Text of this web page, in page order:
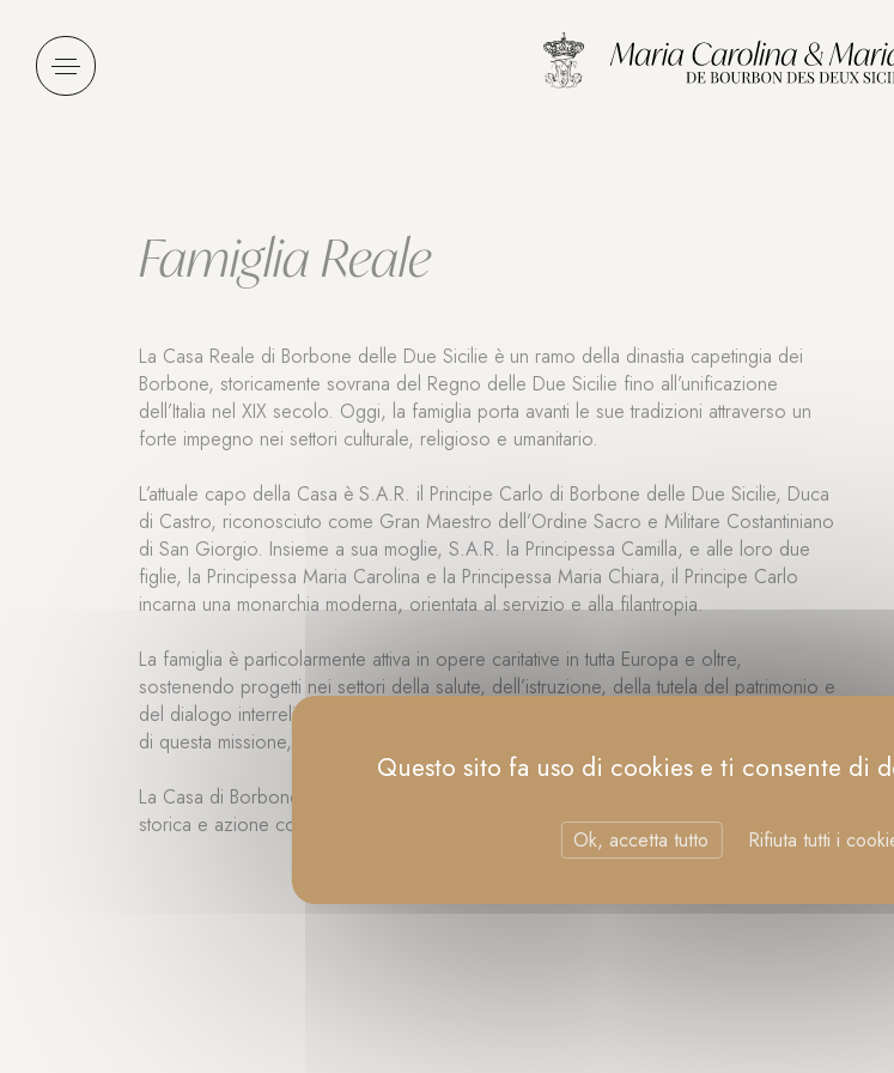
Famiglia Reale
La Casa Reale di Borbone delle Due Sicilie è un ramo della dinastia capetingia dei
Borbone, storicamente sovrana del Regno delle Due Sicilie fino all’unificazione
dell’Italia nel XIX secolo. Oggi, la famiglia porta avanti le sue tradizioni attraverso un
forte impegno nei settori culturale, religioso e umanitario.
L’attuale capo della Casa è S.A.R. il Principe Carlo di Borbone delle Due Sicilie, Duca
di Castro, riconosciuto come Gran Maestro dell’Ordine Sacro e Militare Costantiniano
di San Giorgio. Insieme a sua moglie, S.A.R. la Principessa Camilla, e alle loro due
figlie, la Principessa Maria Carolina e la Principessa Maria Chiara, il Principe Carlo
incarna una monarchia moderna, orientata al servizio e alla filantropia.
La famiglia è particolarmente attiva in opere caritative in tutta Europa e oltre,
sostenendo progetti nei settori della salute, dell’istruzione, della tutela del patrimonio e
del dialogo interreligioso. L’Ordine Costantiniano, da essa guidato, è un attore centrale
di questa missione, collaborando con istituzioni locali e internazionali.
La Casa di Borbone delle Due Sicilie incarna oggi un’eredità vivente, tra tradizione
storica e azione contemporanea al servizio del bene comune.
Questo sito fa uso di cookies e ti consente di
Ok, accetta tutto Rifiuta tutti i